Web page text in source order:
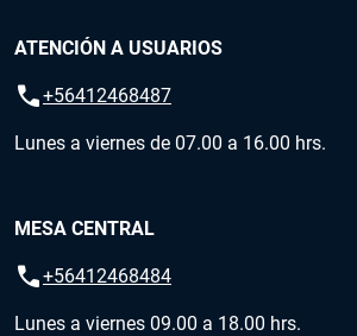
ATENCIÓN A USUARIOS
call+56412468487
Lunes a viernes de 07.00 a 16.00 hrs.
MESA CENTRAL
call+56412468484
Lunes a viernes 09.00 a 18.00 hrs.